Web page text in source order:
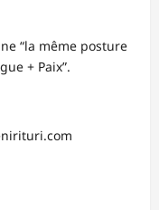
“la même posture
+ Paix”.